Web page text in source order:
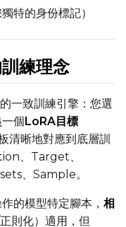
Walk Seed
Walk Seed
Skip First Sample
Skip First Sample
特的身份標記）
練理念
一致訓練引擎：您選
一個LoRA目標
清晰地對應到底層訓
、Target、
、Sample。
的模型特定腳本， 相
則化）適用，但